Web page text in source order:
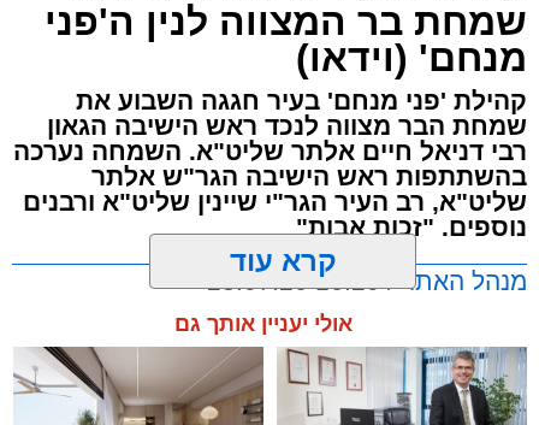
שמחת בר המצווה לנין ה'פני
מנחם' (וידאו)
קהילת 'פני מנחם' בעיר חגגה השבוע את
שמחת הבר מצווה לנכד ראש הישיבה הגאון
רבי דניאל חיים אלתר שליט"א. השמחה נערכה
בהשתתפות ראש הישיבה הגר"ש אלתר
שליט"א, רב העיר הגר"י שיינין שליט"א ורבנים
נוספים. "זכות אבות"
מנהל האתר / 16:20 28.07.26
קרא עוד
אולי יעניין אותך גם